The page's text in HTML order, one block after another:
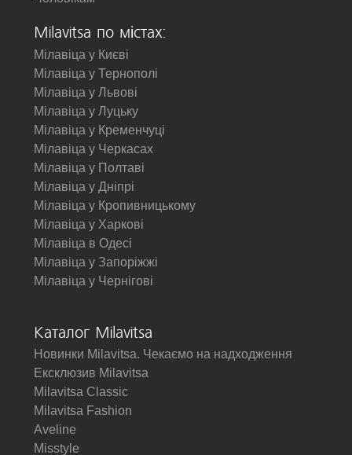
Milavitsa по містах:
Мілавіца у Києві
Мілавіца у Тернополі
Мілавіца у Львові
Мілавіца у Луцьку
Мілавіца у Кременчуці
Мілавіца у Черкасах
Мілавіца у Полтаві
Мілавіца у Дніпрі
Мілавіца у Кропивницькому
Мілавіца у Харкові
Мілавіца в Одесі
Мілавіца у Запоріжжі
Мілавіца у Чернігові
Каталог Milavitsa
Новинки Milavitsa. Чекаємо на надходження
Ексклюзив Milavitsa
Milavitsa Classic
Milavitsa Fashion
Aveline
Misstyle